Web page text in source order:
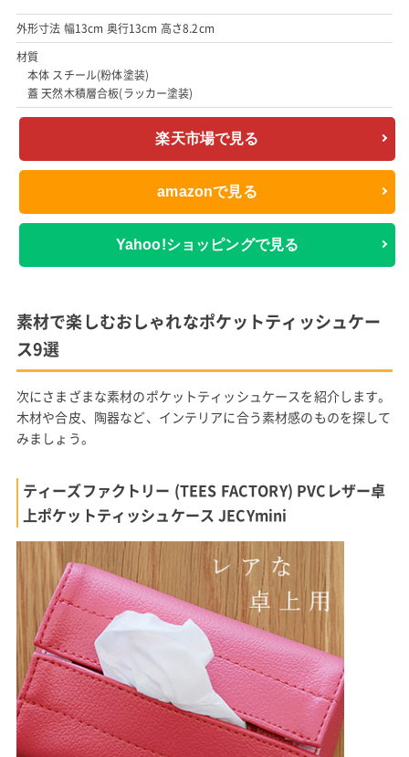
外形寸法 幅13cm 奥行13cm 高さ8.2cm
材質
本体 スチール(粉体塗装)
蓋 天然木積層合板(ラッカー塗装)
楽天市場で見る
amazonで見る
Yahoo!ショッピングで見る
素材で楽しむおしゃれなポケットティッシュケー
ス9選
次にさまざまな素材のポケットティッシュケースを紹介します。
木材や合皮、陶器など、インテリアに合う素材感のものを探して
みましょう。
ティーズファクトリー (TEES FACTORY) PVCレザー卓
上ポケットティッシュケース JECYmini